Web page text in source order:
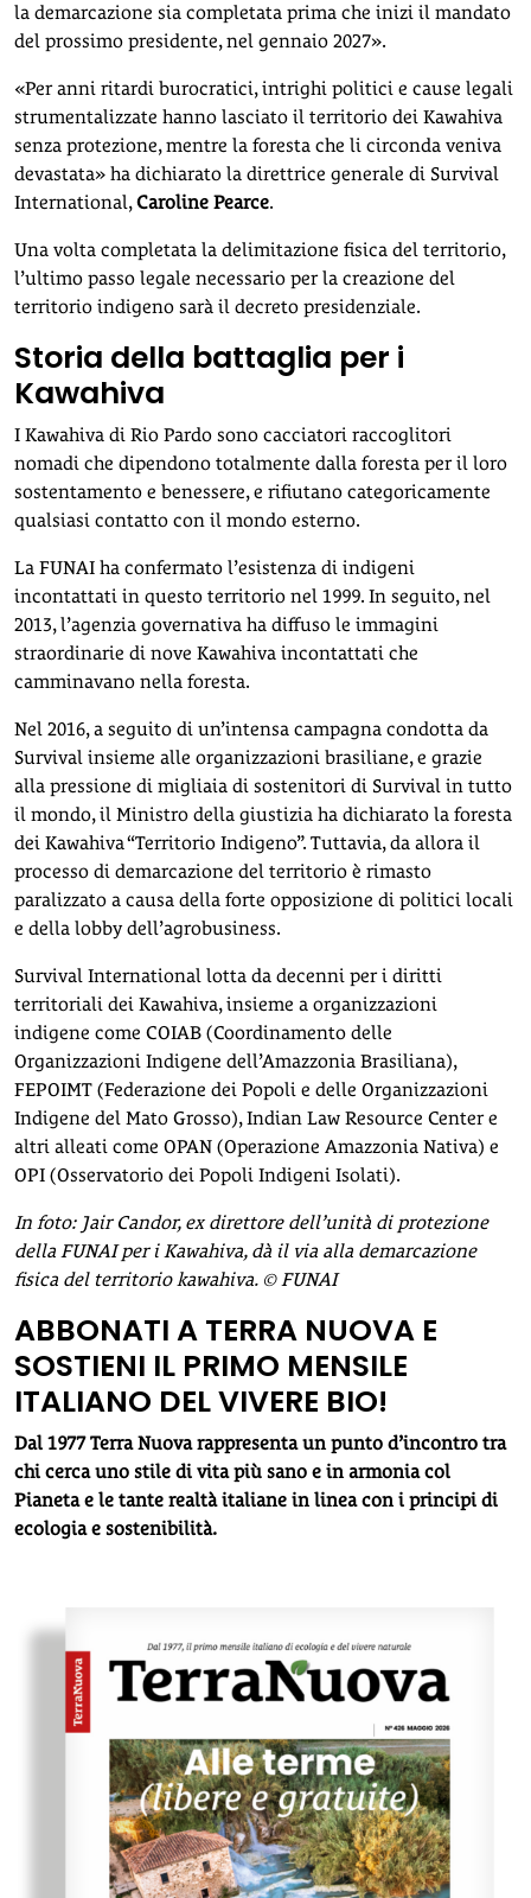
la demarcazione sia completata prima che inizi il mandato
del prossimo presidente, nel gennaio 2027».
«Per anni ritardi burocratici, intrighi politici e cause legali
strumentalizzate hanno lasciato il territorio dei Kawahiva
senza protezione, mentre la foresta che li circonda veniva
devastata» ha dichiarato la direttrice generale di Survival
International,Caroline Pearce.
Una volta completata la delimitazione fisica del territorio,
l’ultimo passo legale necessario per la creazione del
territorio indigeno sarà il decreto presidenziale.
Storia della battaglia per i
Kawahiva
I Kawahiva di Rio Pardo sono cacciatori raccoglitori
nomadi che dipendono totalmente dalla foresta per il loro
sostentamento e benessere, e rifiutano categoricamente
qualsiasi contatto con il mondo esterno.
La FUNAI ha confermato l’esistenza di indigeni
incontattati in questo territorio nel 1999. In seguito, nel
2013, l’agenzia governativa ha diffuso le immagini
straordinarie di nove Kawahiva incontattati che
camminavano nella foresta.
Nel 2016, a seguito di un’intensa campagna condotta da
Survival insieme alle organizzazioni brasiliane, e grazie
alla pressione di migliaia di sostenitori di Survival in tutto
il mondo, il Ministro della giustizia ha dichiarato la foresta
dei Kawahiva “Territorio Indigeno”. Tuttavia, da allora il
processo di demarcazione del territorio è rimasto
paralizzato a causa della forte opposizione di politici locali
e della lobby dell’agrobusiness.
Survival International lotta da decenni per i diritti
territoriali dei Kawahiva, insieme a organizzazioni
indigene come COIAB (Coordinamento delle
Organizzazioni Indigene dell’Amazzonia Brasiliana),
FEPOIMT (Federazione dei Popoli e delle Organizzazioni
Indigene del Mato Grosso), Indian Law Resource Center e
altri alleati come OPAN (Operazione Amazzonia Nativa) e
OPI (Osservatorio dei Popoli Indigeni Isolati).
In foto: Jair Candor, ex direttore dell’unità di protezione
della FUNAI per i Kawahiva, dà il via alla demarcazione
fisica del territorio kawahiva. © FUNAI
ABBONATI A TERRA NUOVA E
SOSTIENI IL PRIMO MENSILE
ITALIANO DEL VIVERE BIO!
Dal 1977 Terra Nuova rappresenta un punto d’incontro tra
chi cerca uno stile di vita più sano e in armonia col
Pianeta e le tante realtà italiane in linea con i principi di
ecologia e sostenibilità.